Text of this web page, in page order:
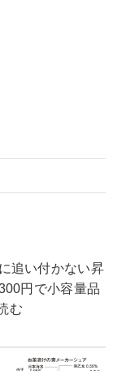
追い付かない昇
円で小容量品
む